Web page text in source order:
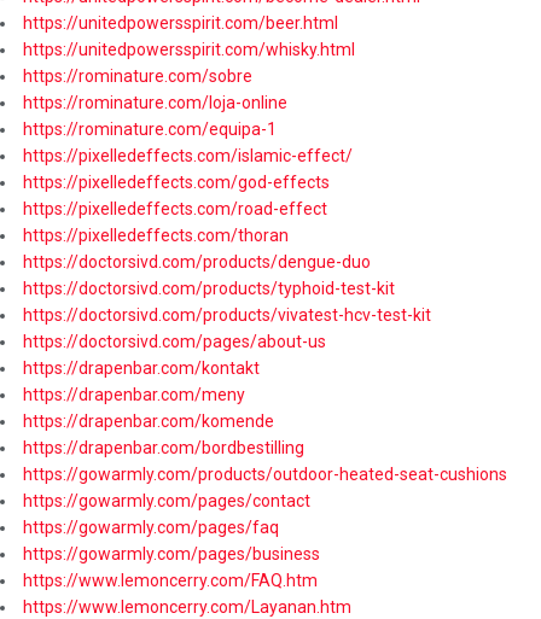
https://unitedpowersspirit.com/beer.html
https://unitedpowersspirit.com/whisky.html
https://rominature.com/sobre
https://rominature.com/loja-online
https://rominature.com/equipa-1
https://pixelledeffects.com/islamic-effect/
https://pixelledeffects.com/god-effects
https://pixelledeffects.com/road-effect
https://pixelledeffects.com/thoran
https://doctorsivd.com/products/dengue-duo
https://doctorsivd.com/products/typhoid-test-kit
https://doctorsivd.com/products/vivatest-hcv-test-kit
https://doctorsivd.com/pages/about-us
https://drapenbar.com/kontakt
https://drapenbar.com/meny
https://drapenbar.com/komende
https://drapenbar.com/bordbestilling
https://gowarmly.com/products/outdoor-heated-seat-cushions
https://gowarmly.com/pages/contact
https://gowarmly.com/pages/faq
https://gowarmly.com/pages/business
https://www.lemoncerry.com/FAQ.htm
https://www.lemoncerry.com/Layanan.htm